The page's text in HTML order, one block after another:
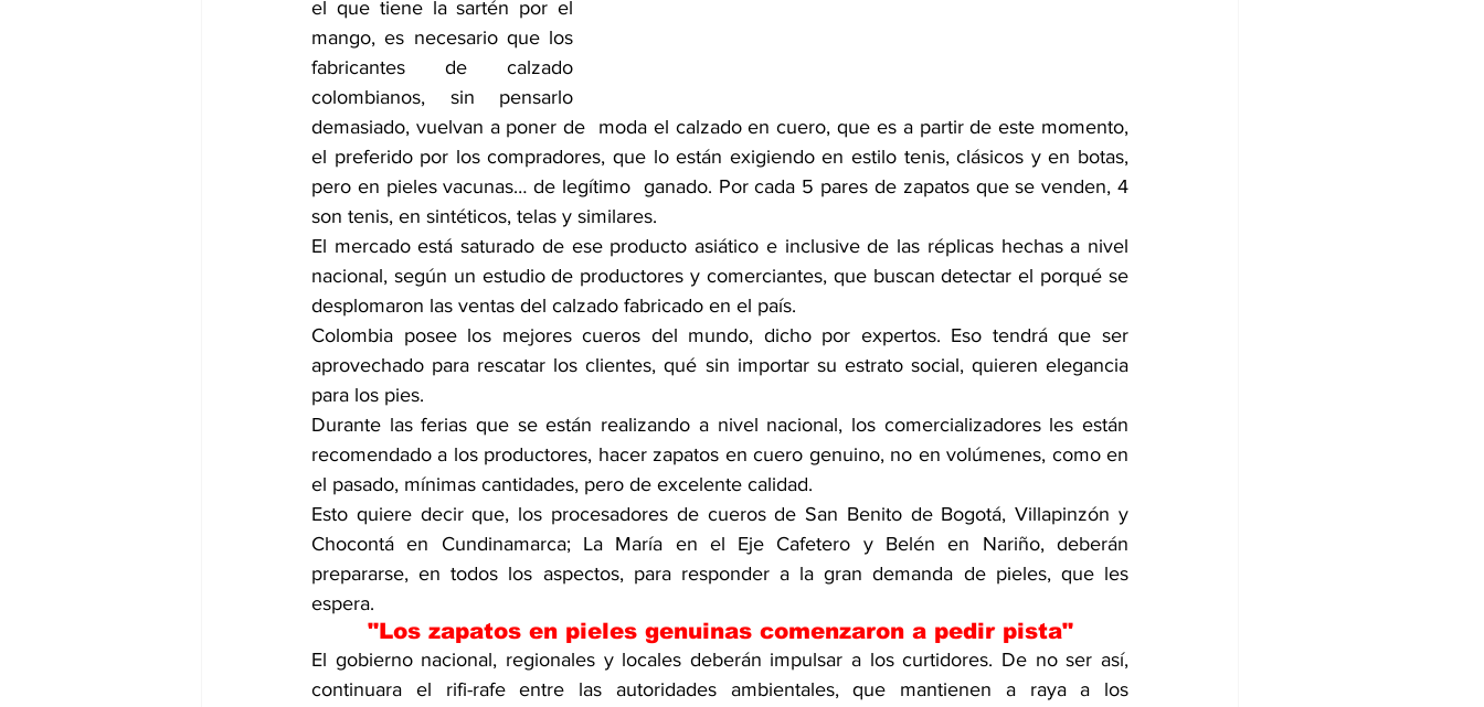
el que tiene la sartén por el
mango, es necesario que los
fabricantes de calzado
colombianos, sin pensarlo
demasiado, vuelvan a poner de  moda el calzado en cuero, que es a partir de este momento,
el preferido por los compradores, que lo están exigiendo en estilo tenis, clásicos y en botas,
pero en pieles vacunas… de legítimo  ganado. Por cada 5 pares de zapatos que se venden, 4
son tenis, en sintéticos, telas y similares.
El mercado está saturado de ese producto asiático e inclusive de las réplicas hechas a nivel
nacional, según un estudio de productores y comerciantes, que buscan detectar el porqué se
desplomaron las ventas del calzado fabricado en el país.
Colombia posee los mejores cueros del mundo, dicho por expertos. Eso tendrá que ser
aprovechado para rescatar los clientes, qué sin importar su estrato social, quieren elegancia
para los pies.
Durante las ferias que se están realizando a nivel nacional, los comercializadores les están
recomendado a los productores, hacer zapatos en cuero genuino, no en volúmenes, como en
el pasado, mínimas cantidades, pero de excelente calidad.
Esto quiere decir que, los procesadores de cueros de San Benito de Bogotá, Villapinzón y
Chocontá en Cundinamarca; La María en el Eje Cafetero y Belén en Nariño, deberán
prepararse, en todos los aspectos, para responder a la gran demanda de pieles, que les
espera.
"Los zapatos en pieles genuinas comenzaron a pedir pista"
El gobierno nacional, regionales y locales deberán impulsar a los curtidores. De no ser así,
continuara el rifi-rafe entre las autoridades ambientales, que mantienen a raya a los